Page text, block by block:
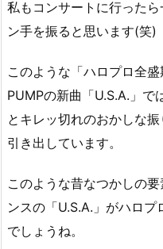
私もコンサートに行った
ン手を振ると思います(笑)
このような「ハロプロ全
PUMPの新曲「U.S.A.」で
とキレッ切れのおかしな
引き出しています。
このような昔なつかしの
ンスの「U.S.A.」がハロ
でしょうね。